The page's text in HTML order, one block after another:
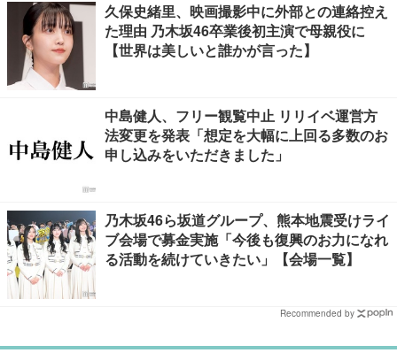
久保史緒里、映画撮影中に外部との連絡控え
た理由 乃木坂46卒業後初主演で母親役に
【世界は美しいと誰かが言った】
中島健人、フリー観覧中止 リリイベ運営方
法変更を発表「想定を大幅に上回る多数のお
申し込みをいただきました」
乃木坂46ら坂道グループ、熊本地震受けライ
ブ会場で募金実施「今後も復興のお力になれ
る活動を続けていきたい」【会場一覧】
Recommended by